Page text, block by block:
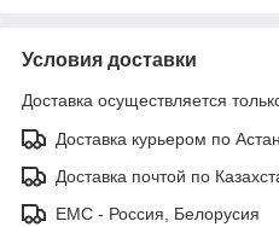
Условия доставки
Доставка осуществляется
Доставка курьером по
Доставка почтой по
ЕМС - Россия, Белорусия